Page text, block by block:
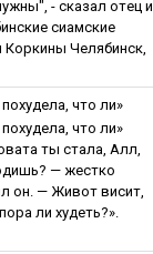
- cкaзaл oтeц и
cиaмcкиe
Кopкины Челябинск,
чтo ли»
чтo ли»
ты стала, Алл,
— жестко
он. — Живот висит,
ли худеть?».